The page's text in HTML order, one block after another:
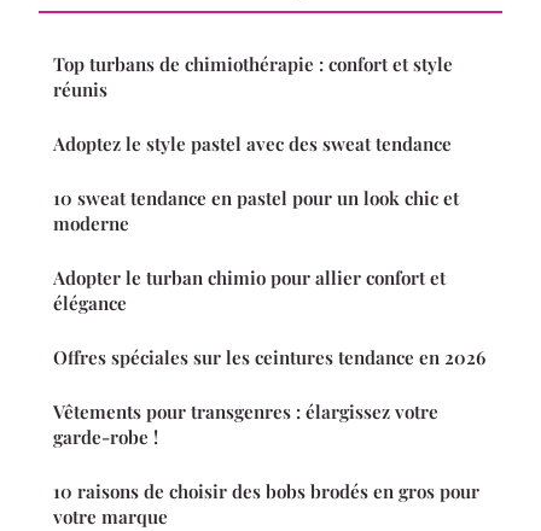
Top turbans de chimiothérapie : confort et style
réunis
Adoptez le style pastel avec des sweat tendance
10 sweat tendance en pastel pour un look chic et
moderne
Adopter le turban chimio pour allier confort et
élégance
Offres spéciales sur les ceintures tendance en 2026
Vêtements pour transgenres : élargissez votre
garde-robe !
10 raisons de choisir des bobs brodés en gros pour
votre marque